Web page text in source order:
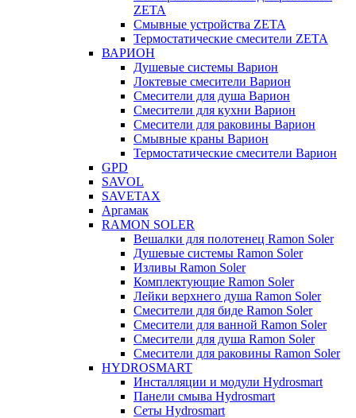
ZETA
Смывные устройства ZETA
Термостатические смесители ZETA
ВАРИОН
Душевые системы Варион
Локтевые смесители Варион
Смесители для душа Варион
Смесители для кухни Варион
Смесители для раковины Варион
Смывные краны Варион
Термостатические смесители Варион
GPD
SAVOL
SAVETAX
Аргамак
RAMON SOLER
Вешалки для полотенец Ramon Soler
Душевые системы Ramon Soler
Изливы Ramon Soler
Комплектующие Ramon Soler
Лейки верхнего душа Ramon Soler
Смесители для биде Ramon Soler
Смесители для ванной Ramon Soler
Смесители для душа Ramon Soler
Смесители для раковины Ramon Soler
HYDROSMART
Инсталляции и модули Hydrosmart
Панели смыва Hydrosmart
Сеты Hydrosmart